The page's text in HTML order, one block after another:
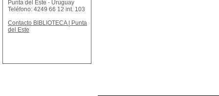
Punta del Este - Uruguay
Teléfono: 4249 66 12 int. 103
Contacto BIBLIOTECA | Punta
del Este